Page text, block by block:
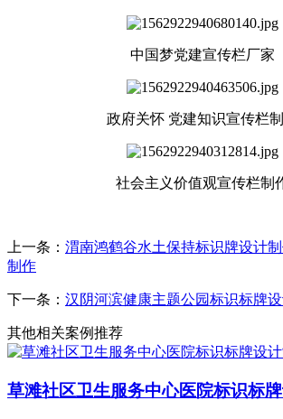
中国梦党建宣传栏厂家
政府关怀 党建知识宣传栏
社会主义价值观宣传栏制
上一条： 渭南鸿鹤谷水土保持标识牌设计
制作
下一条： 汉阴河滨健康主题公园标识标牌
其他相关案例推荐
草滩社区卫生服务中心医院标识标